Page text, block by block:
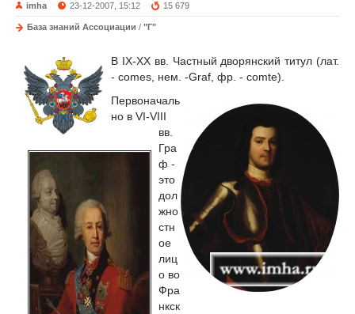
imha 23-12-2007, 15:12 15 679
База знаний Ассоциации / "Г"
В IX-XX вв. Частный дворянский титул (лат.
- comes, нем. -Graf, фр. - comte).
Первоначаль
но в VI-VIII
вв.
Гра
ф -
это
дол
жно
стн
ое
лиц
о во
Фра
нкск